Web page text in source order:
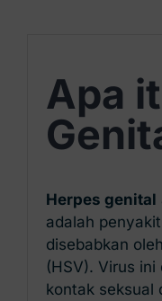
Apa
Herpes genital
adalah
disebabkan oleh
(HSV). Virus
kontak seksual